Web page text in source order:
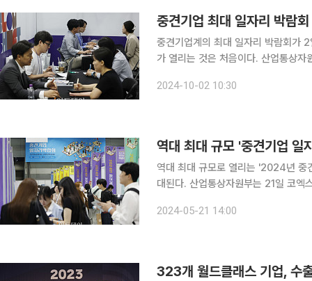
중견기업 최대 일자리 박람
중견기업계의 최대 일자리 박람회가
가 열리는 것은 처음이다. 산업통상자원부는 고용노동부와 2일 대전 컨벤션센터에서 '청년친화강소
회'가 지방에서 열리는 것은 이번이
2024-10-02 10:30
역대 최대 규모 '중견기업
역대 최대 규모로 열리는 '2024년 중
대된다. 산업통상자원부는 21일 코엑스에서 중견 기업계 최대 일자리 행사인 '2024년 중견기업 일
140개 사와 청년 구직자 7500여 명
2024-05-21 14:00
323개 월드클래스 기업, 수